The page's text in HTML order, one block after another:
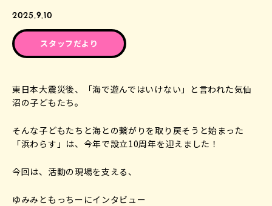
2025.9.10
スタッフだより
東日本大震災後、「海で遊んではいけない」と言われた気仙
沼の子どもたち。
そんな子どもたちと海との繋がりを取り戻そうと始まった
「浜わらす」は、今年で設立10周年を迎えました！
今回は、活動の現場を支える、
ゆみみともっちーにインタビュー